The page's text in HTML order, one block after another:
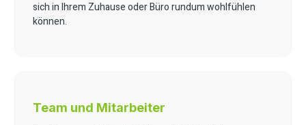
sich in Ihrem Zuhause oder Büro rundum wohlfühlen
können.
Team und Mitarbeiter